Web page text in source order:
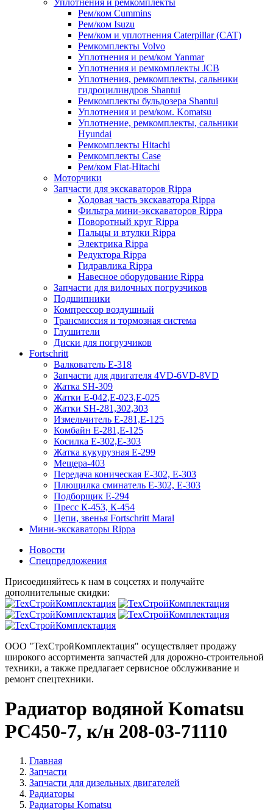
Рем/ком Cummins
Рем/ком Isuzu
Рем/ком и уплотнения Caterpillar (CAT)
Ремкомплекты Volvo
Уплотнения и рем/ком Yanmar
Уплотнения и ремкомплекты JCB
Уплотнения, ремкомплекты, сальники
гидроцилиндров Shantui
Ремкомплекты бульдозера Shantui
Уплотнения и рем/ком. Komatsu
Уплотнение, ремкомплекты, сальники
Hyundai
Ремкомплекты Hitachi
Ремкомплекты Case
Рем/ком Fiat-Hitachi
Моторчики
Запчасти для экскаваторов Rippa
Ходовая часть экскаватора Rippa
Фильтра мини-экскаваторов Rippa
Поворотный круг Rippa
Пальцы и втулки Rippa
Электрика Rippa
Редуктора Rippa
Гидравлика Rippa
Навесное оборудование Rippa
Запчасти для вилочных погрузчиков
Подшипники
Компрессор воздушный
Трансмиссия и тормозная система
Глушители
Диски для погрузчиков
Fortschritt
Валкователь Е-318
Запчасти для двигателя 4VD-6VD-8VD
Жатка SH-309
Жатки Е-042,Е-023,Е-025
Жатки SH-281,302,303
Измельчитель Е-281,Е-125
Комбайн Е-281,Е-125
Косилка Е-302,Е-303
Жатка кукурузная Е-299
Мещера-403
Передача коническая Е-302, Е-303
Плющилка сминатель Е-302, Е-303
Подборщик Е-294
Пресс К-453, К-454
Цепи, звенья Fortschritt Maral
Мини-экскаваторы Rippa
Новости
Спецпредложения
Присоединяйтесь к нам в соцсетях и получайте
дополнительные скидки:
ООО "ТехСтройКомплектация" осуществляет продажу
широкого ассортимента запчастей для дорожно-строительной
техники, а также предлагает сервисное обслуживание и
ремонт спецтехники.
Радиатор водяной Komatsu
PC450-7, к/н 208-03-71110
Главная
Запчасти
Запчасти для дизельных двигателей
Радиаторы
Радиаторы Komatsu